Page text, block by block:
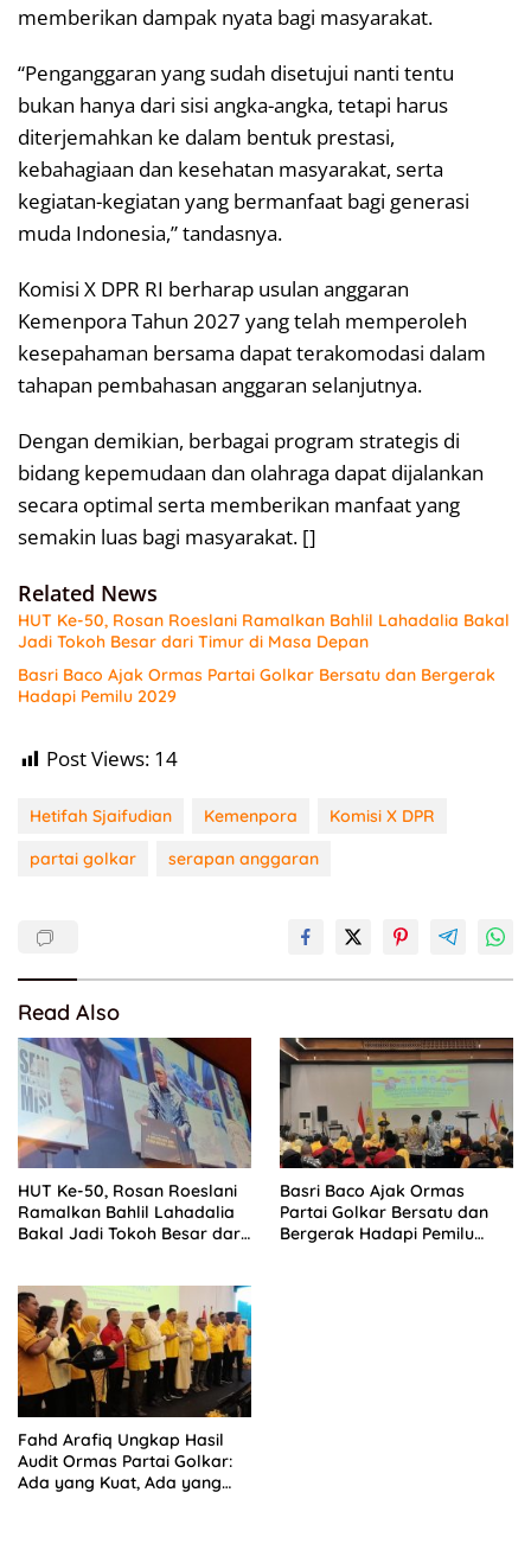
memberikan dampak nyata bagi masyarakat.
“Penganggaran yang sudah disetujui nanti tentu
bukan hanya dari sisi angka-angka, tetapi harus
diterjemahkan ke dalam bentuk prestasi,
kebahagiaan dan kesehatan masyarakat, serta
kegiatan-kegiatan yang bermanfaat bagi generasi
muda Indonesia,” tandasnya.
Komisi X DPR RI berharap usulan anggaran
Kemenpora Tahun 2027 yang telah memperoleh
kesepahaman bersama dapat terakomodasi dalam
tahapan pembahasan anggaran selanjutnya.
Dengan demikian, berbagai program strategis di
bidang kepemudaan dan olahraga dapat dijalankan
secara optimal serta memberikan manfaat yang
semakin luas bagi masyarakat. []
Related News
HUT Ke-50, Rosan Roeslani Ramalkan Bahlil Lahadalia Bakal
Jadi Tokoh Besar dari Timur di Masa Depan
Basri Baco Ajak Ormas Partai Golkar Bersatu dan Bergerak
Hadapi Pemilu 2029
Post Views: 14
Hetifah Sjaifudian Kemenpora
Komisi X DPR
partai golkar
serapan anggaran
Read Also
HUT Ke-50, Rosan Roeslani
Ramalkan Bahlil Lahadalia
Bakal Jadi Tokoh Besar dari
Basri Baco Ajak Ormas
Partai Golkar Bersatu dan
Bergerak Hadapi Pemilu
Fahd Arafiq Ungkap Hasil
Audit Ormas Partai Golkar:
Ada yang Kuat, Ada yang